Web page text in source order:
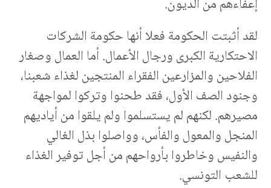
إعفاءهم من الديون.
لقد أثبتت الحكومة فعلا أنها حكومة الشركات
الاحتكارية الكبرى ورجال الأعمال. أما العمال وصغار
الفلاحين والمزارعين الفقراء المنتجين لغذاء شعبنا،
وجنود الصف الأول، فقد طحنوا وتركوا لمواجهة
مصيرهم. لكنهم لم يستسلموا ولم يلقوا من أياديهم
المنجل والمعول والفأس، وواصلوا بذل الغالي
والنفيس وخاطروا بأرواحهم من أجل توفير الغذاء
للشعب التونسي.